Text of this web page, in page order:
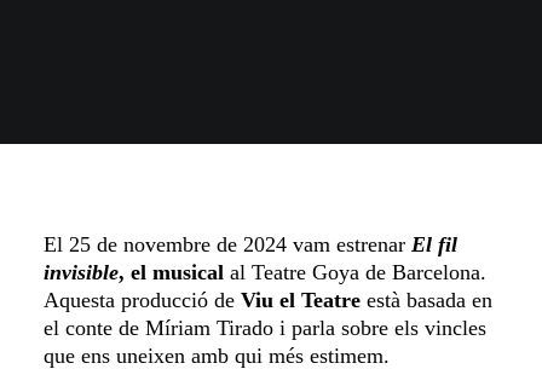
El 25 de novembre de 2024 vam estrenar El fil
invisible, el musical al Teatre Goya de Barcelona.
Aquesta producció de Viu el Teatre està basada en
el conte de Míriam Tirado i parla sobre els vincles
que ens uneixen amb qui més estimem.